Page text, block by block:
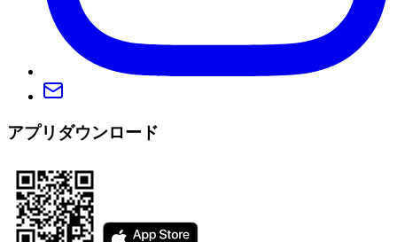
アプリダウンロード